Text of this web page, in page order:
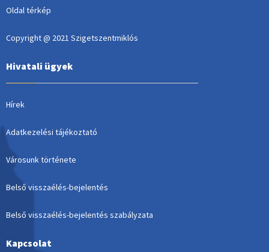
Oldal térkép
Copyright @ 2021 Szigetszentmiklós
Hivatali ügyek
Hírek
Adatkezelési tájékoztató
Városunk története
Belső visszaélés-bejelentés
Belső visszaélés-bejelentés szabályzata
Kapcsolat